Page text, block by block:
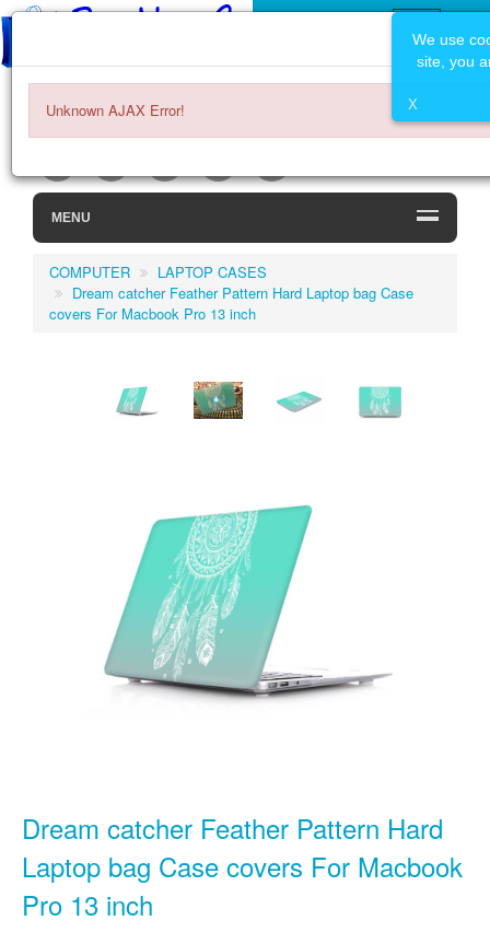
MENU
COMPUTER
LAPTOP CASES
Dream catcher Feather Pattern Hard Laptop bag Case
covers For Macbook Pro 13 inch
Dream catcher Feather Pattern Hard
Laptop bag Case covers For Macbook
Pro 13 inch
Unknown AJAX Error!
We use
site, you
X